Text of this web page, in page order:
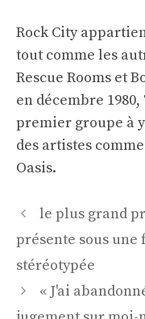
Rock City
tout comme les
Rescue Rooms et
en décembre
premier groupe à
des artistes
Oasis.
Navigation
des
articles
le plus grand
présente sous
stéréotypée
« J'ai